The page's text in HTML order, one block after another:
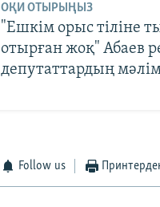
ОҚИ ОТЫРЫҢЫЗ
"Ешкім орыс тіліне
отырған жоқ" Абаев
депутаттардың
Follow us